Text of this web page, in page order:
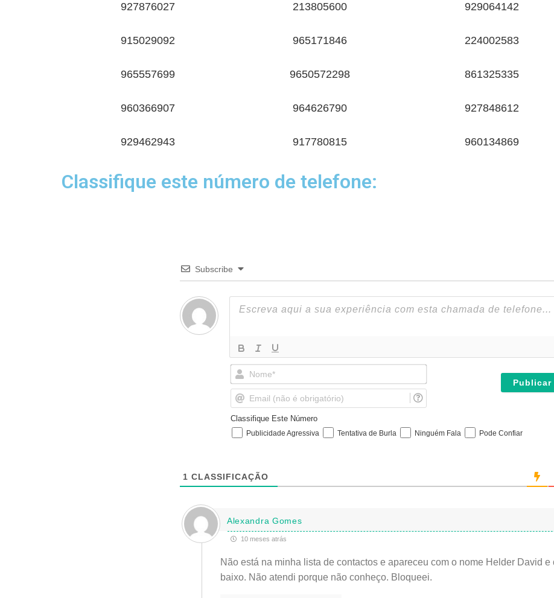
927876027 213805600 929064142
915029092 965171846 224002583
965557699 9650572298 861325335
960366907 964626790 927848612
929462943 917780815 960134869
Classifique este número de telefone:
Subscribe
N
m
l
i
t
ó
Classifique Este Número
Publicidade Agressiva Tentativa de Burla Ninguém Fala Pode Confiar
1 CLASSIFICAÇÃO
Alexandra Gomes
10 meses atrás
Não está na minha lista de contactos e apareceu com o nome Helder David e
baixo. Não atendi porque não conheço. Bloqueei.